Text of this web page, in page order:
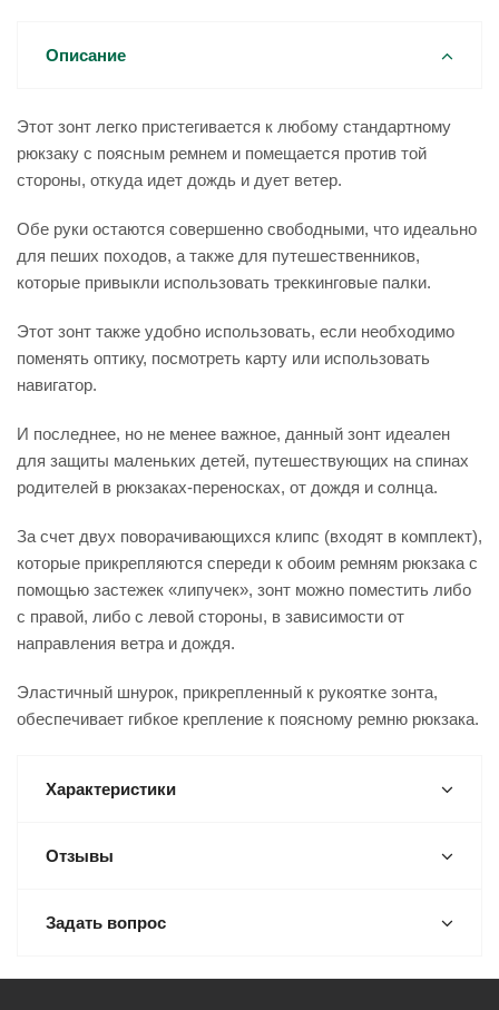
Описание
Этот зонт легко пристегивается к любому стандартному
рюкзаку с поясным ремнем и помещается против той
стороны, откуда идет дождь и дует ветер.
Обе руки остаются совершенно свободными, что идеально
для пеших походов, а также для путешественников,
которые привыкли использовать треккинговые палки.
Этот зонт также удобно использовать, если необходимо
поменять оптику, посмотреть карту или использовать
навигатор.
И последнее, но не менее важное, данный зонт идеален
для защиты маленьких детей, путешествующих на спинах
родителей в рюкзаках-переносках, от дождя и солнца.
За счет двух поворачивающихся клипс (входят в комплект),
которые прикрепляются спереди к обоим ремням рюкзака с
помощью застежек «липучек», зонт можно поместить либо
с правой, либо с левой стороны, в зависимости от
направления ветра и дождя.
Эластичный шнурок, прикрепленный к рукоятке зонта,
обеспечивает гибкое крепление к поясному ремню рюкзака.
Характеристики
Отзывы
Задать вопрос